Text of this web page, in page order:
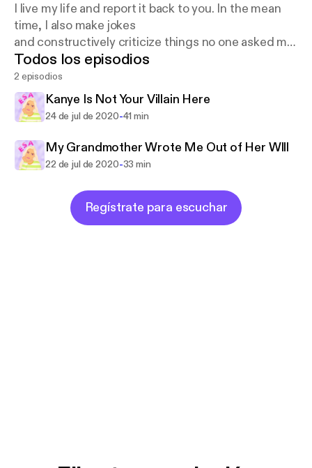
I live my life and report it back to you. In the mean
time, I also make jokes
and constructively criticize things no one asked me
to. Listen up. Support this
podcast:
ents/support
Todos los episodios
2 episodios
Kanye Is Not Your Villain Here
24 de jul de 2020-41 min
My Grandmother Wrote Me Out of Her Wlll
22 de jul de 2020-33 min
Regístrate para escuchar